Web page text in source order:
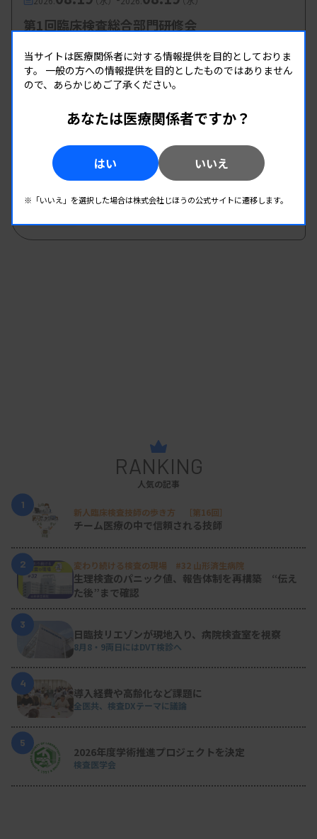
第1回臨床検査総合部門研修会
開催場所 : WEB
管理運営
第2回 県南地区研修会
熊本県臨床検査技師会
開催場所 : WEB
RANKING
人気の記事
1
新人臨床検査技師の歩き方 ［第16回］
チーム医療の中で信頼される技師
2 変わり続ける検査の現場 #32 山形済生病院
生理検査のパニック値、報告体制を再構築 “伝え
た後”まで確認
3
日臨技リエゾンが現地入り、病院検査室を視察
8月8・9両日にはDVT検診へ
4
導入経費や高齢化など課題に
全医共、検査DXテーマに議論
5
2026年度学術推進プロジェクトを決定
検査医学会
当サイトは医療関係者に対する情報提供を目的としておりま
す。 一般の方への情報提供を目的としたものではありません
ので、あらかじめご了承ください。
あなたは医療関係者ですか？
はい いいえ
※「いいえ」を選択した場合は株式会社じほうの公式サイトに遷移します。